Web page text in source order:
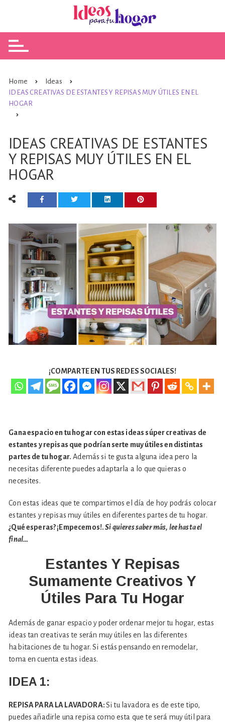
Home
Ideas
IDEAS CREATIVAS DE ESTANTES Y REPISAS MUY ÚTILES EN EL
HOGAR
IDEAS CREATIVAS DE ESTANTES
Y REPISAS MUY ÚTILES EN EL
HOGAR
¡COMPARTE EN TUS REDES SOCIALES!
Gana espacio en tu hogar con estas ideas súper creativas de
estantes y repisas que podrían serte muy útiles en distintas
partes de tu hogar. Además si te gusta alguna idea pero la
necesitas diferente puedes adaptarla a lo que quieras o
necesites.
Con estas ideas que te compartimos el día de hoy podrás colocar
estantes y repisas muy útiles en diferentes partes de tu hogar.
¿Qué esperas? ¡Empecemos!.Si quieres saber más, lee hasta el
final…
Estantes Y Repisas
Sumamente Creativos Y
Útiles Para Tu Hogar
Además de ganar espacio y poder ordenar mejor tu hogar, estas
ideas tan creativas te serán muy útiles en las diferentes
habitaciones de tu hogar. Si estás pensando en remodelar,
toma en cuenta estas ideas.
IDEA 1:
REPISA PARA LA LAVADORA:Si tu lavadora es de este tipo,
puedes añadirle una repisa como esta que te será muy útil para